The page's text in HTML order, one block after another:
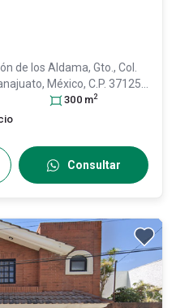
de los Aldama, Gto., Col.
, México, C.P. 37125
300 m2
Consultar